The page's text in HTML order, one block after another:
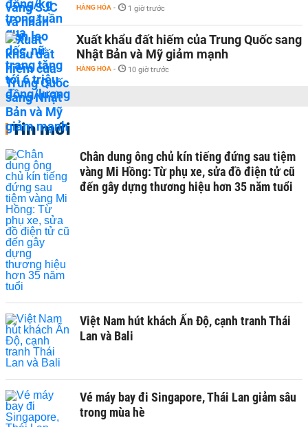
HÀNG HÓA - 1 giờ trước
Xuất khẩu đất hiếm của Trung Quốc sang
Nhật Bản và Mỹ giảm mạnh
HÀNG HÓA - 10 giờ trước
Tin mới
Chân dung ông chủ kín tiếng đứng sau tiệm
vàng Mi Hồng: Từ phụ xe, sửa đồ điện tử cũ
đến gây dựng thương hiệu hơn 35 năm tuổi
Việt Nam hút khách Ấn Độ, cạnh tranh Thái
Lan và Bali
Vé máy bay đi Singapore, Thái Lan giảm sâu
trong mùa hè